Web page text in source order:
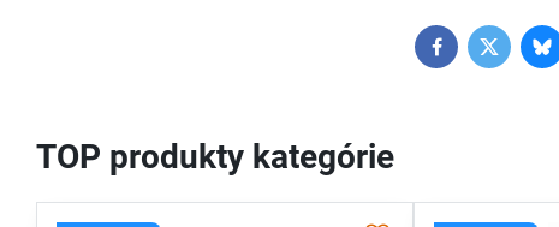
FacebookTwitter
TOP produkty kategórie